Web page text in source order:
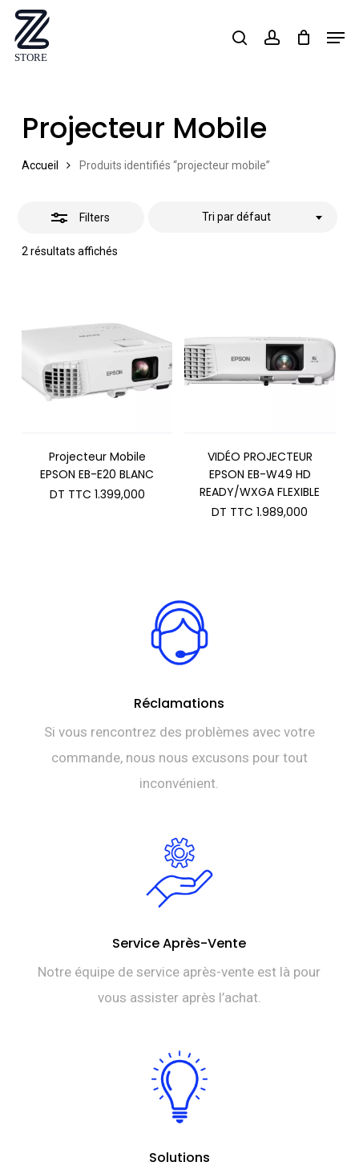
Skip
main
searchaccount
Projecteur Mobile
Accueil Produits identifiés “projecteur mobile”
Filters
2 résultats affichés
Tri par défaut
Close
Projecteur Mobile
EPSON EB-E20 BLANC
DT TTC 1.399,000
VIDÉO PROJECTEUR
EPSON EB-W49 HD
READY/WXGA FLEXIBLE
DT TTC 1.989,000
Réclamations
Si vous rencontrez des problèmes avec votre
commande, nous nous excusons pour tout
inconvénient.
Service Après-Vente
Notre équipe de service après-vente est là pour
vous assister après l’achat.
Solutions